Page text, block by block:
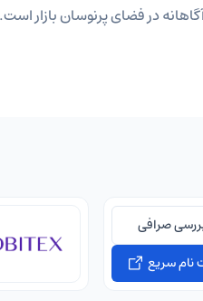
در فضای پرنوسان بازار است.
صرافی
نام سریع